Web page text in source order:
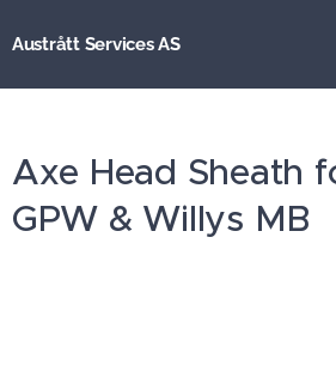
Austrått Services AS
Axe Head Sheath
GPW & Willys MB